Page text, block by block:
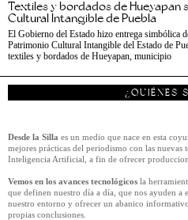
Textiles y bordados de Hueyapan
Cultural Intangible de Puebla
El Gobierno del Estado hizo entrega simbólica
Patrimonio Cultural Intangible del Estado de
textiles y bordados de Hueyapan, municipio
¿QUIÉNES
Desde la Silla es un medio que nace en esta
mejores prácticas del periodismo con las nuevas
Inteligencia Artificial, a fin de ofrecer
Vemos en los avances tecnológicos la
que definen nuestro día a día, que nos ayuden a
nuestro entorno y ofrecer un abanico
propias conclusiones.